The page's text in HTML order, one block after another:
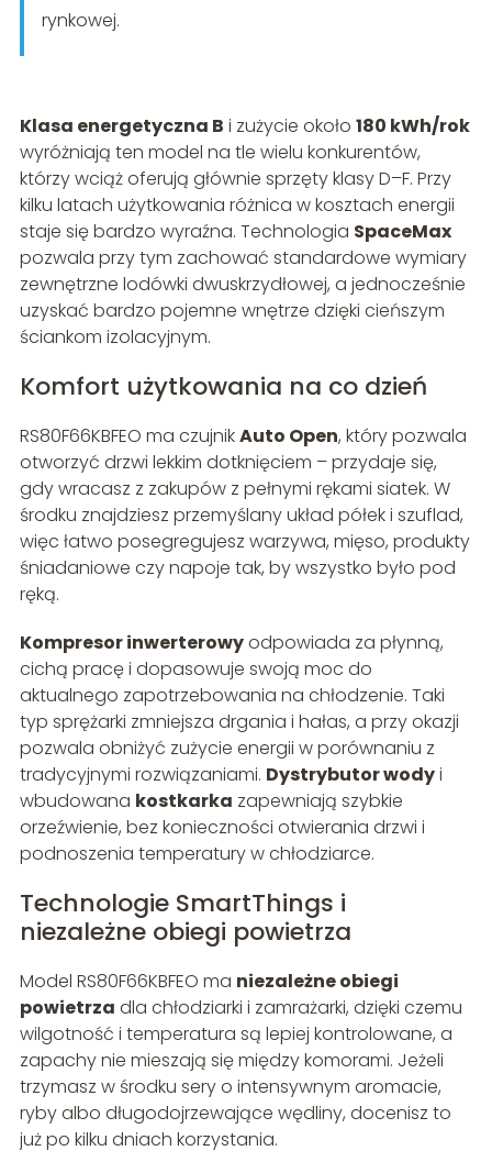
rynkowej.
Klasa energetyczna B i zużycie około 180 kWh/rok
wyróżniają ten model na tle wielu konkurentów,
którzy wciąż oferują głównie sprzęty klasy D–F. Przy
kilku latach użytkowania różnica w kosztach energii
staje się bardzo wyraźna. Technologia SpaceMax
pozwala przy tym zachować standardowe wymiary
zewnętrzne lodówki dwuskrzydłowej, a jednocześnie
uzyskać bardzo pojemne wnętrze dzięki cieńszym
ściankom izolacyjnym.
Komfort użytkowania na co dzień
RS80F66KBFEO ma czujnikAuto Open, który pozwala
otworzyć drzwi lekkim dotknięciem – przydaje się,
gdy wracasz z zakupów z pełnymi rękami siatek. W
środku znajdziesz przemyślany układ półek i szuflad,
więc łatwo posegregujesz warzywa, mięso, produkty
śniadaniowe czy napoje tak, by wszystko było pod
ręką.
Kompresor inwerterowyodpowiada za płynną,
cichą pracę i dopasowuje swoją moc do
aktualnego zapotrzebowania na chłodzenie. Taki
typ sprężarki zmniejsza drgania i hałas, a przy okazji
pozwala obniżyć zużycie energii w porównaniu z
tradycyjnymi rozwiązaniami. Dystrybutor wodyi
wbudowana kostkarka zapewniają szybkie
orzeźwienie, bez konieczności otwierania drzwi i
podnoszenia temperatury w chłodziarce.
Technologie SmartThings i
niezależne obiegi powietrza
Model RS80F66KBFEO ma niezależne obiegi
powietrza dla chłodziarki i zamrażarki, dzięki czemu
wilgotność i temperatura są lepiej kontrolowane, a
zapachy nie mieszają się między komorami. Jeżeli
trzymasz w środku sery o intensywnym aromacie,
ryby albo długodojrzewające wędliny, docenisz to
już po kilku dniach korzystania.